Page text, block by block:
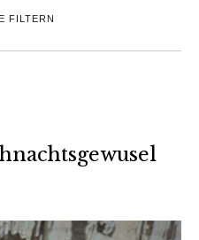
FILTERN